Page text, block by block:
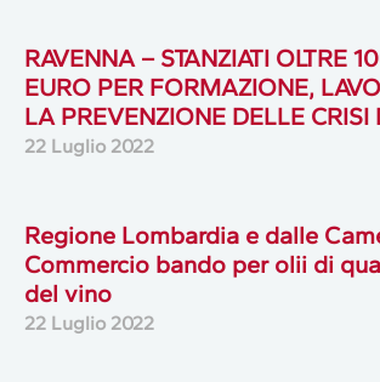
RAVENNA – STANZIATI OLTRE
EURO PER FORMAZIONE,
LA PREVENZIONE DELLE CRISI
22 Luglio 2022
Regione Lombardia e dalle
Commercio bando per olii di
del vino
22 Luglio 2022